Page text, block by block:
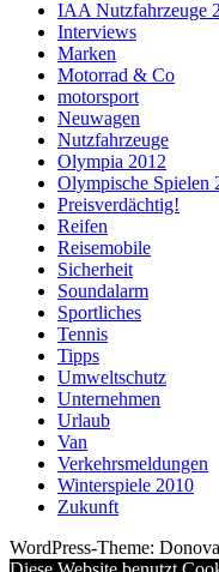
IAA Nutzfahrzeuge
Interviews
Marken
Motorrad & Co
motorsport
Neuwagen
Nutzfahrzeuge
Olympia 2012
Olympische Spielen
Preisverdächtig!
Reifen
Reisemobile
Sicherheit
Soundalarm
Sportliches
Tennis
Tipps
Umweltschutz
Unternehmen
Urlaub
Van
Verkehrsmeldungen
Winterspiele 2010
Zukunft
WordPress-Theme: